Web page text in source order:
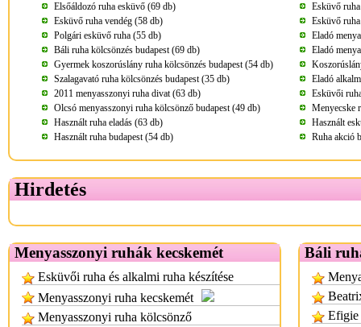
Elsőáldozó ruha esküvő (69 db)
Esküvő
Esküvő ruha vendég (58 db)
Esküvő
Polgári esküvő ruha (55 db)
Eladó
Báli ruha kölcsönzés budapest (69 db)
Eladó
Gyermek koszorúslány ruha kölcsönzés budapest (54 db)
Szalagavató ruha kölcsönzés budapest (35 db)
Eladó
2011 menyasszonyi ruha divat (63 db)
Esküvői
Olcsó menyasszonyi ruha kölcsönző budapest (49 db)
Menyecske
Használt ruha eladás (63 db)
Használt
Használt ruha budapest (54 db)
Ruha akció
Hirdetés
Menyasszonyi ruhák kecskemét
Esküvői ruha és alkalmi ruha készítése
Menyasszonyi ruha kecskemét
Menyasszonyi ruha kölcsönző
Báli
Efigie